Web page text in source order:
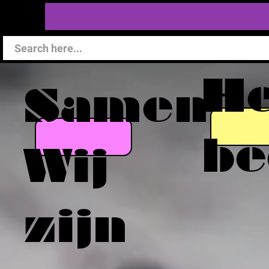
Samen
Wij
zijn